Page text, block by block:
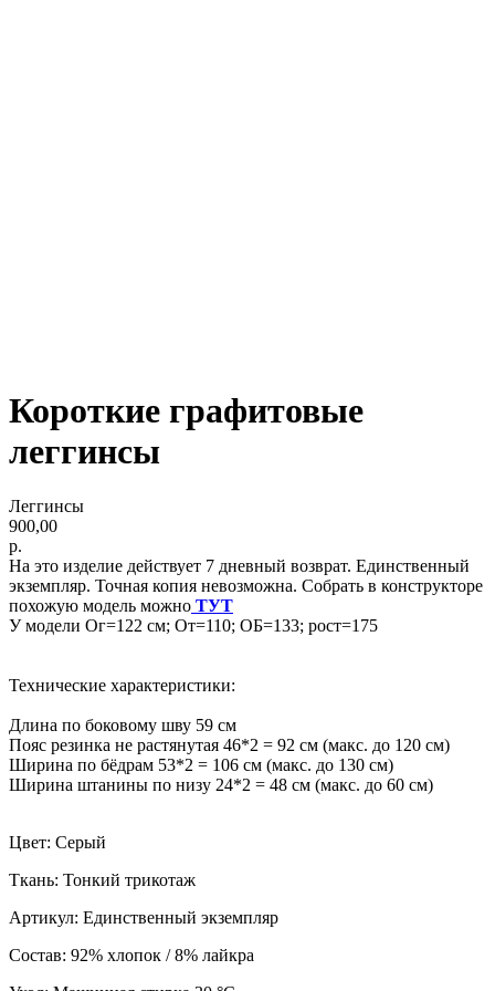
Короткие графитовые
леггинсы
Леггинсы
900,00
р.
На это изделие действует 7 дневный возврат. Единственный
экземпляр. Точная копия невозможна. Собрать в конструкторе
похожую модель можно ТУТ
У модели Ог=122 см; От=110; ОБ=133; рост=175
Технические характеристики:
Длина по боковому шву 59 см
Пояс резинка не растянутая 46*2 = 92 см (макс. до 120 см)
Ширина по бёдрам 53*2 = 106 см (макс. до 130 см)
Ширина штанины по низу 24*2 = 48 см (макс. до 60 см)
Цвет: Серый
Ткань: Тонкий трикотаж
Артикул: Единственный экземпляр
Состав: 92% хлопок / 8% лайкра